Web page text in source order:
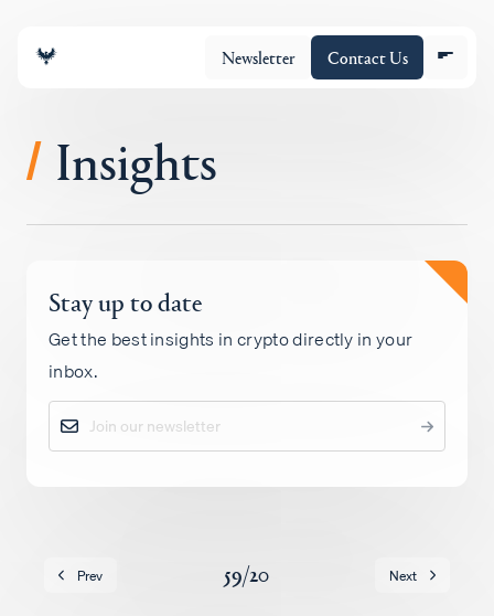
Newsletter Contact Us
团队
投资组合
Insights
Policy
/ Insights
Prev 59/20 Next
Stay up to date
Get the best insights in crypto directly in your
inbox.